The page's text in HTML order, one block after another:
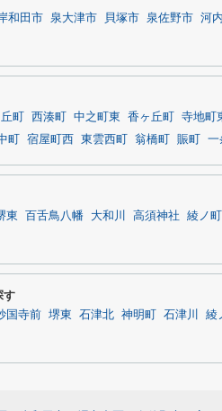
和田市 泉大津市 貝塚市 泉佐野市 河
町 西湊町 中之町東 香ヶ丘町 寺地町
町 宿屋町西 東雲西町 翁橋町 賑町 一
東 百舌鳥八幡 大和川 高須神社 綾ノ町
す
国寺前 堺東 石津北 神明町 石津川 綾